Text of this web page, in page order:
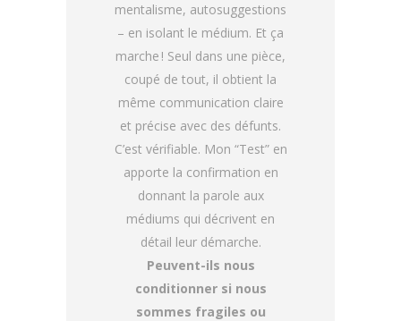
mentalisme, autosuggestions
– en isolant le médium. Et ça
marche ! Seul dans une pièce,
coupé de tout, il obtient la
même communication claire
et précise avec des défunts.
C’est vérifiable. Mon “Test” en
apporte la confirmation en
donnant la parole aux
médiums qui décrivent en
détail leur démarche.
Peuvent-ils nous
conditionner si nous
sommes fragiles ou